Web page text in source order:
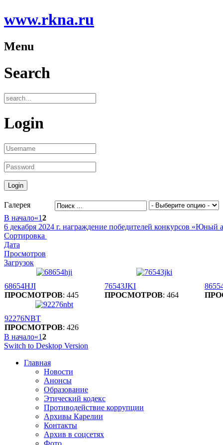
www.rkna.ru
Menu
Search
Login
Галерея
В начало«12
6 декабря 2024 г. награждение победителей конкурсов
Сортировка
Дата
Просмотров
Загрузок
68654HJI
ПРОСМОТРОВ: 445
76543JKI
ПРОСМОТРОВ: 464
92276NBT
ПРОСМОТРОВ: 426
В начало«12
Switch to Desktop Version
Главная
Новости
Анонсы
Образование
Этический кодекс
Противодействие коррупции
Архивы Карелии
Контакты
Архив в соцсетях
Фото